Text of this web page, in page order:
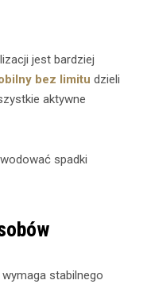
jest bardziej
bez limitu dzieli
aktywne
spadki
stabilnego